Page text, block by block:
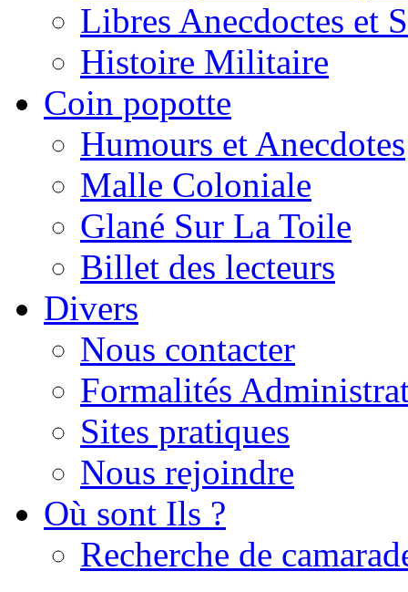
Libres Anecdoctes et
Histoire Militaire
Coin popotte
Humours et Anecdotes
Malle Coloniale
Glané Sur La Toile
Billet des lecteurs
Divers
Nous contacter
Formalités
Sites pratiques
Nous rejoindre
Où sont Ils ?
Recherche de